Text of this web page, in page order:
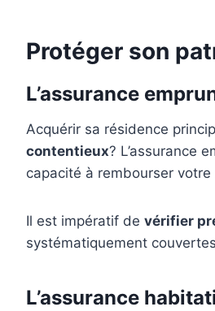
Protéger son
L’assurance
Acquérir sa résidence
contentieux? L’assurance
capacité à rembourser
Il est impératif de vérifier
systématiquement
L’assurance